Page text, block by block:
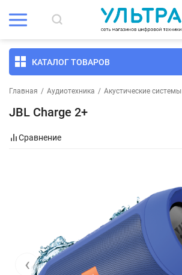
КАТАЛОГ ТОВАРОВ
Главная / Аудиотехника / Акустические системы
JBL Charge 2+
Сравнение
‹